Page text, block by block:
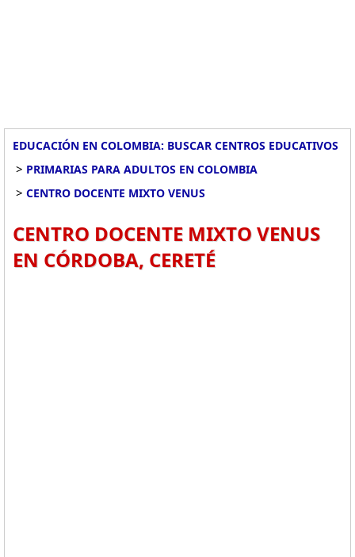
EDUCACIÓN EN COLOMBIA: BUSCAR CENTROS EDUCATIVOS
> PRIMARIAS PARA ADULTOS EN COLOMBIA
> CENTRO DOCENTE MIXTO VENUS
CENTRO DOCENTE MIXTO VENUS
EN CÓRDOBA, CERETÉ